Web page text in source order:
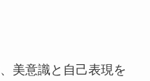
美意識と自己表現を